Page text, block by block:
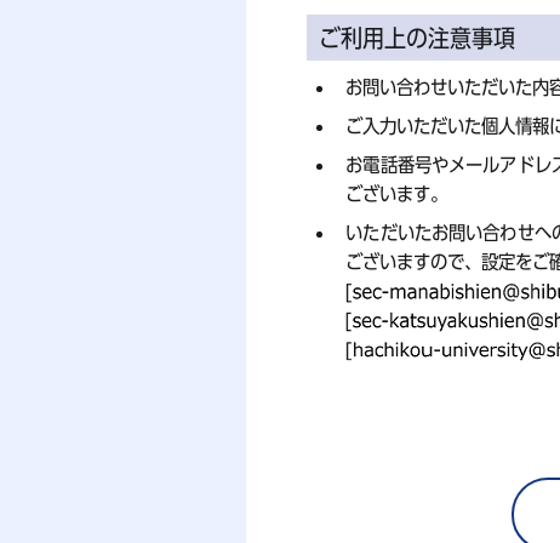
ご利用上の注意事項
お問い合わせいただいた内
ご入力いただいた個人情報
お電話番号やメールアドレ
ございます。
いただいたお問い合わせへ
ございますので、設定をご